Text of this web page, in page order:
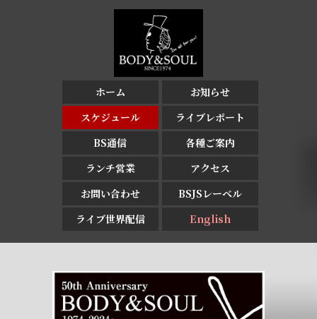
ホーム
お知らせ
スケジュール
ライブレポート
BS通信
各種ご案内
ランチ営業
アクセス
お問い合わせ
BSJSレーベル
ライブ世界配信
English